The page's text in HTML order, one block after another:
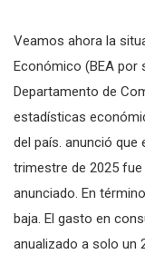
Veamos ahora la
Económico (BEA por
Departamento de
estadísticas
del país. anunció que
trimestre de 2025 fue
anunciado. En
baja. El gasto en
anualizado a solo un